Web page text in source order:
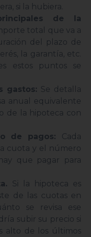
si la hubiera.
de la
total que va a
del plazo de
la garantía, etc.
estos puntos se
gastos: Se detalla
anual equivalente
de la hipoteca con
de pagos: Cada
cuota y el número
que pagar para
Si la hipoteca es
de las cuotas en
se revisa ese
subir su precio si
alto de los últimos